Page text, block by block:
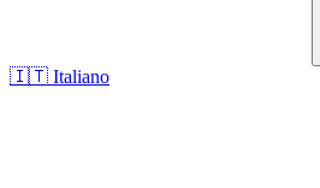
🇮🇹 Italiano